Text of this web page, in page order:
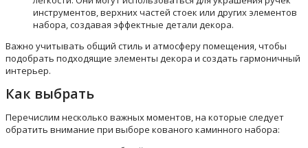
инструментов, верхних частей стоек или других элементов
набора, создавая эффектные детали декора.
Важно учитывать общий стиль и атмосферу помещения, чтобы
подобрать подходящие элементы декора и создать гармоничный
интерьер.
Как выбрать
Перечислим несколько важных моментов, на которые следует
обратить внимание при выборе кованого каминного набора: